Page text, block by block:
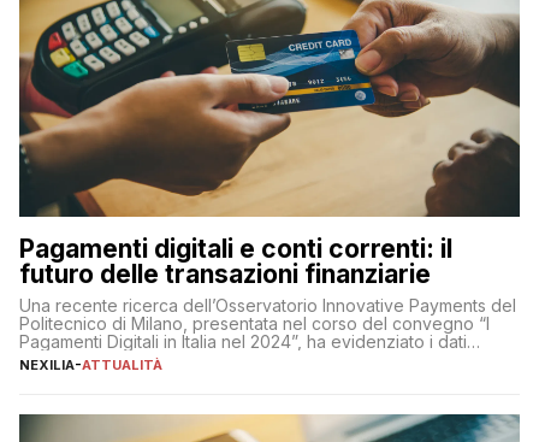
Pagamenti digitali e conti correnti: il
futuro delle transazioni finanziarie
Una recente ricerca dell’Osservatorio Innovative Payments del
Politecnico di Milano, presentata nel corso del convegno “I
Pagamenti Digitali in Italia nel 2024”, ha evidenziato i dati
definitivi del primo semestre 2024 relativamente alle
NEXILIA-ATTUALITÀ